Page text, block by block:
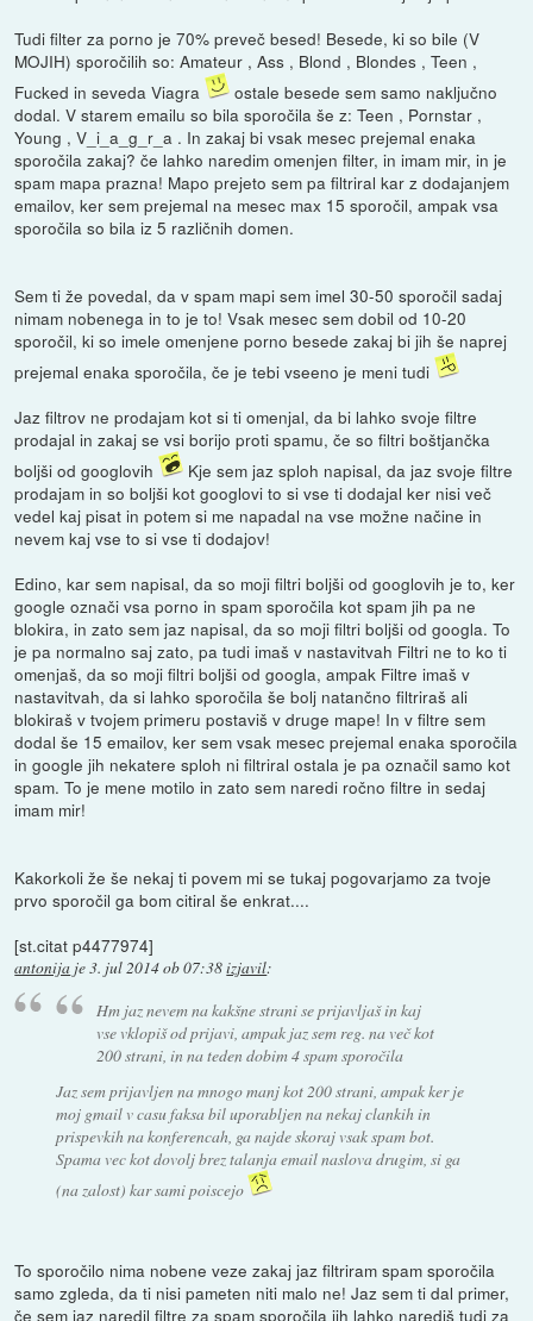
Tudi filter za porno je 70% preveč besed! Besede, ki so bile (V
MOJIH) sporočilih so: Amateur , Ass , Blond , Blondes , Teen ,
Fucked in seveda Viagra
ostale besede sem samo naključno
dodal. V starem emailu so bila sporočila še z: Teen , Pornstar ,
Young , V_i_a_g_r_a . In zakaj bi vsak mesec prejemal enaka
sporočila zakaj? če lahko naredim omenjen filter, in imam mir, in je
spam mapa prazna! Mapo prejeto sem pa filtriral kar z dodajanjem
emailov, ker sem prejemal na mesec max 15 sporočil, ampak vsa
sporočila so bila iz 5 različnih domen.
Sem ti že povedal, da v spam mapi sem imel 30-50 sporočil sadaj
nimam nobenega in to je to! Vsak mesec sem dobil od 10-20
sporočil, ki so imele omenjene porno besede zakaj bi jih še naprej
prejemal enaka sporočila, če je tebi vseeno je meni tudi
Jaz filtrov ne prodajam kot si ti omenjal, da bi lahko svoje filtre
prodajal in zakaj se vsi borijo proti spamu, če so filtri boštjančka
boljši od googlovih
Kje sem jaz sploh napisal, da jaz svoje filtre
prodajam in so boljši kot googlovi to si vse ti dodajal ker nisi več
vedel kaj pisat in potem si me napadal na vse možne načine in
nevem kaj vse to si vse ti dodajov!
Edino, kar sem napisal, da so moji filtri boljši od googlovih je to, ker
google označi vsa porno in spam sporočila kot spam jih pa ne
blokira, in zato sem jaz napisal, da so moji filtri boljši od googla. To
je pa normalno saj zato, pa tudi imaš v nastavitvah Filtri ne to ko ti
omenjaš, da so moji filtri boljši od googla, ampak Filtre imaš v
nastavitvah, da si lahko sporočila še bolj natančno filtriraš ali
blokiraš v tvojem primeru postaviš v druge mape! In v filtre sem
dodal še 15 emailov, ker sem vsak mesec prejemal enaka sporočila
in google jih nekatere sploh ni filtriral ostala je pa označil samo kot
spam. To je mene motilo in zato sem naredi ročno filtre in sedaj
imam mir!
Kakorkoli že še nekaj ti povem mi se tukaj pogovarjamo za tvoje
prvo sporočil ga bom citiral še enkrat....
[st.citat p4477974]
antonija je3. jul 2014 ob 07:38izjavil:
Hm jaz nevem na kakšne strani se prijavljaš in kaj
vse vklopiš od prijavi, ampak jaz sem reg. na več kot
200 strani, in na teden dobim 4 spam sporočila
Jaz sem prijavljen na mnogo manj kot 200 strani, ampak ker je
moj gmail v casu faksa bil uporabljen na nekaj clankih in
prispevkih na konferencah, ga najde skoraj vsak spam bot.
Spama vec kot dovolj brez talanja email naslova drugim, si ga
(na zalost) kar sami poiscejo
To sporočilo nima nobene veze zakaj jaz filtriram spam sporočila
samo zgleda, da ti nisi pameten niti malo ne! Jaz sem ti dal primer,
če sem jaz naredil filtre za spam sporočila jih lahko narediš tudi za